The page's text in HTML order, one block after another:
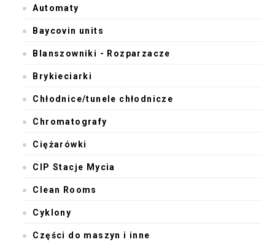
Automaty
Baycovin units
Blanszowniki - Rozparzacze
Brykieciarki
Chłodnice/tunele chłodnicze
Chromatografy
Ciężarówki
CIP Stacje Mycia
Clean Rooms
Cyklony
Części do maszyn i inne